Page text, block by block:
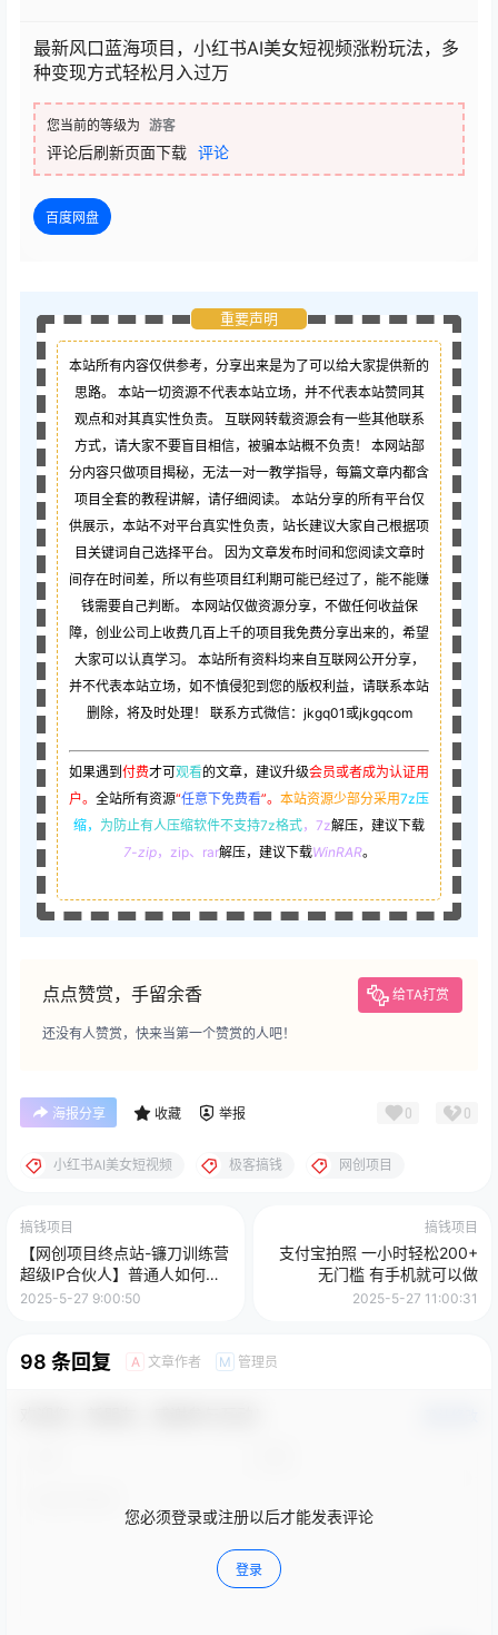
最新风口蓝海项目，小红书AI美女短视频涨粉玩法，多
种变现方式轻松月入过万
您当前的等级为 游客
评论后刷新页面下载 评论
百度网盘
重要声明
本站所有内容仅供参考，分享出来是为了可以给大家提供新的
思路。 本站一切资源不代表本站立场，并不代表本站赞同其
观点和对其真实性负责。 互联网转载资源会有一些其他联系
方式，请大家不要盲目相信，被骗本站概不负责！ 本网站部
分内容只做项目揭秘，无法一对一教学指导，每篇文章内都含
项目全套的教程讲解，请仔细阅读。 本站分享的所有平台仅
供展示，本站不对平台真实性负责，站长建议大家自己根据项
目关键词自己选择平台。 因为文章发布时间和您阅读文章时
间存在时间差，所以有些项目红利期可能已经过了，能不能赚
钱需要自己判断。 本网站仅做资源分享，不做任何收益保
障，创业公司上收费几百上千的项目我免费分享出来的，希望
大家可以认真学习。 本站所有资料均来自互联网公开分享，
并不代表本站立场，如不慎侵犯到您的版权利益，请联系本站
删除，将及时处理！ 联系方式微信：jkgq01或jkgqcom
如果遇到 付费才可观看的文章，建议升级会员或者成为认证用
户。 全站所有资源“任意下免费看”。 本站资源少部分采用7z压
缩， 为防止有人压缩软件不支持7z格式，7z解压，建议下载
7-zip，zip、rar解压，建议下载WinRAR。
点点赞赏，手留余香 给TA打赏
还没有人赞赏，快来当第一个赞赏的人吧！
海报分享 收藏 举报 0 0
小红书AI美女短视频 极客搞钱 网创项目
搞钱项目
【网创项目终点站-镰刀训练营
超级IP合伙人】普通人如何通
过“知识付费”年入百万-仅此一
2025-5-27 9:00:50
搞钱项目
支付宝拍照 一小时轻松200+
无门槛 有手机就可以做
2025-5-27 11:00:31
98 条回复 A 文章作者 M 管理员
您必须登录或注册以后才能发表评论
登录